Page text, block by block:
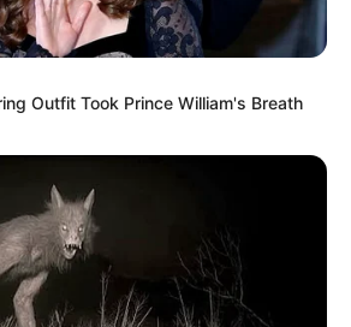
Outfit Took Prince William's Breath